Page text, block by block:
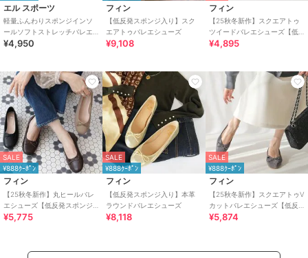
エル スポーツ
軽量ふんわりスポンジインソ
ールソフトストレッチバレエ
シューズ ESP14501
¥4,950
フィン
【低反発スポンジ入り】スク
エアトゥバレエシューズ
¥9,108
フィン
【25秋冬新作】スクエアトゥ
ツイードバレエシューズ【低
反発スポンジ入り】
¥4,895
SALE
¥888ｸｰﾎﾟﾝ
フィン
【25秋冬新作】丸ヒールバレ
エシューズ【低反発スポンジ
入り】
¥5,775
SALE
¥888ｸｰﾎﾟﾝ
フィン
【低反発スポンジ入り】本革
ラウンドバレエシューズ
¥8,118
SALE
¥888ｸｰﾎﾟﾝ
フィン
【25秋冬新作】スクエアトゥV
カットバレエシューズ【低反
発スポンジ入り】
¥5,874